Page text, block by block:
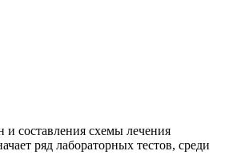
составления схемы лечения
ряд лабораторных тестов, среди